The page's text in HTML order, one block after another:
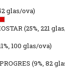
glas/ova)
(25%, 221
100 glas/ova)
(9%, 82